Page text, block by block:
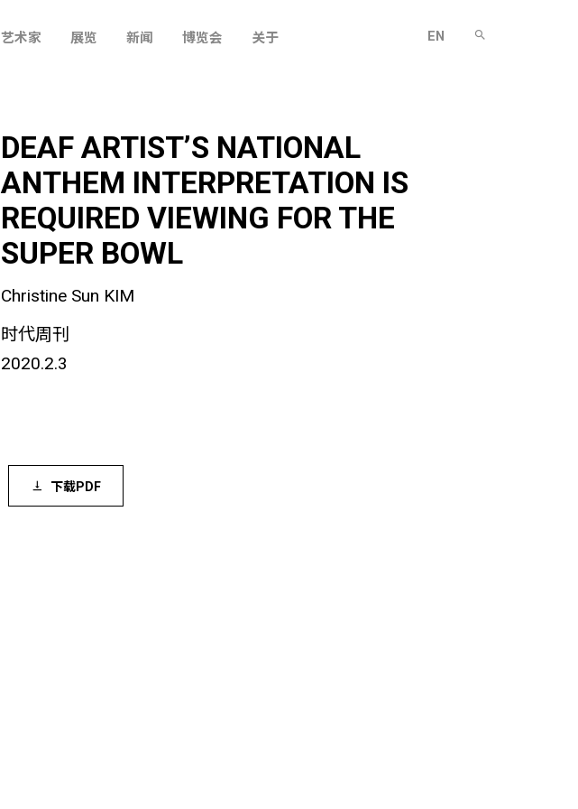
艺术家 展览 新闻 博览会 关于 EN
DEAF ARTIST’S NATIONAL
ANTHEM INTERPRETATION IS
REQUIRED VIEWING FOR THE
SUPER BOWL
Christine Sun KIM
时代周刊
2020.2.3
下载PDF